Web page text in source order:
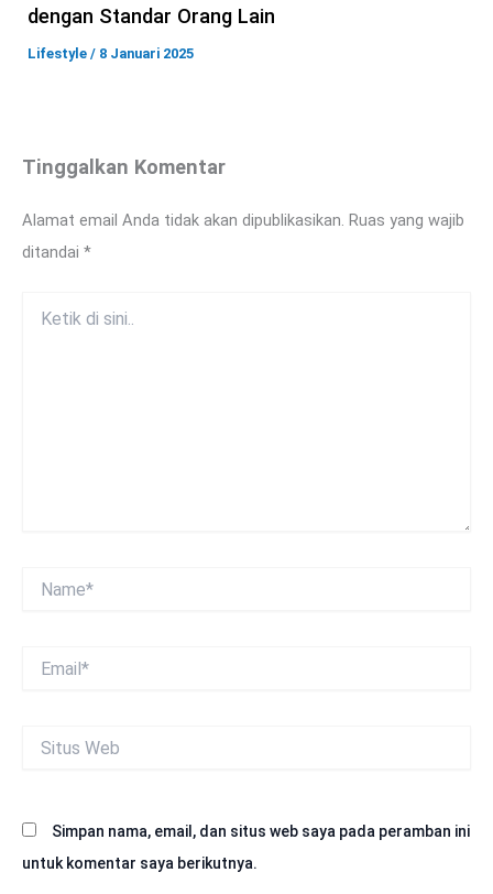
dengan Standar Orang Lain
Lifestyle / 8 Januari 2025
Tinggalkan Komentar
Alamat email Anda tidak akan dipublikasikan. Ruas yang wajib
ditandai *
Web
Simpan nama, email, dan situs web saya pada peramban ini
untuk komentar saya berikutnya.